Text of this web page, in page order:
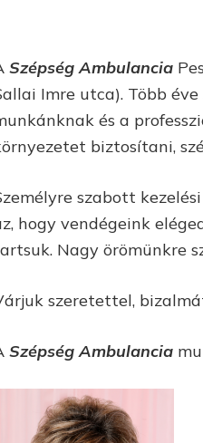
Szépség Ambulancia
Imre utca). Több
és a
biztosítani,
szabott
hogy vendégeink
Nagy örömünkre
szeretettel,
Szépség Ambulancia